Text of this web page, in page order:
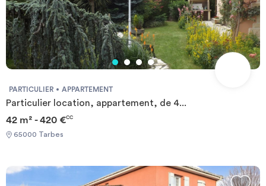
PARTICULIER APPARTEMENT
Particulier location, appartement, de 4...
42 m² - 420 €CC
65000 Tarbes